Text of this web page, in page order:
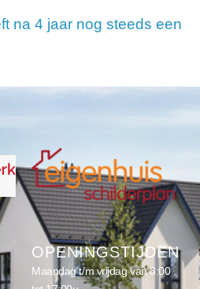
na 4 jaar nog steeds een
OPENINGSTIJDEN
Maandag t/m vrijdag van 8:00